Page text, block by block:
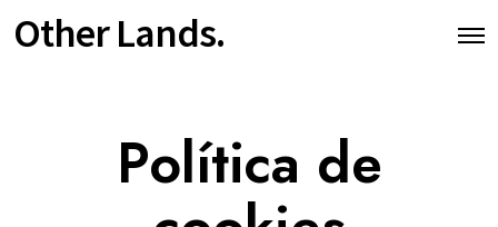
Other Lands.
Política de